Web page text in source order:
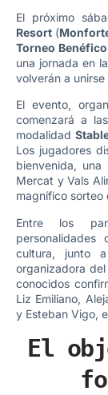
El próximo
Resort (
Torneo
una jornada en
volverán a
El evento,
comenzará a
modalidad
Los jugadores
bienvenida,
Mercat y Vals
magnífico sorteo
Entre los
cultura, junto
organizadora
conocidos
Liz Emiliano,
y Esteban Vigo,
El